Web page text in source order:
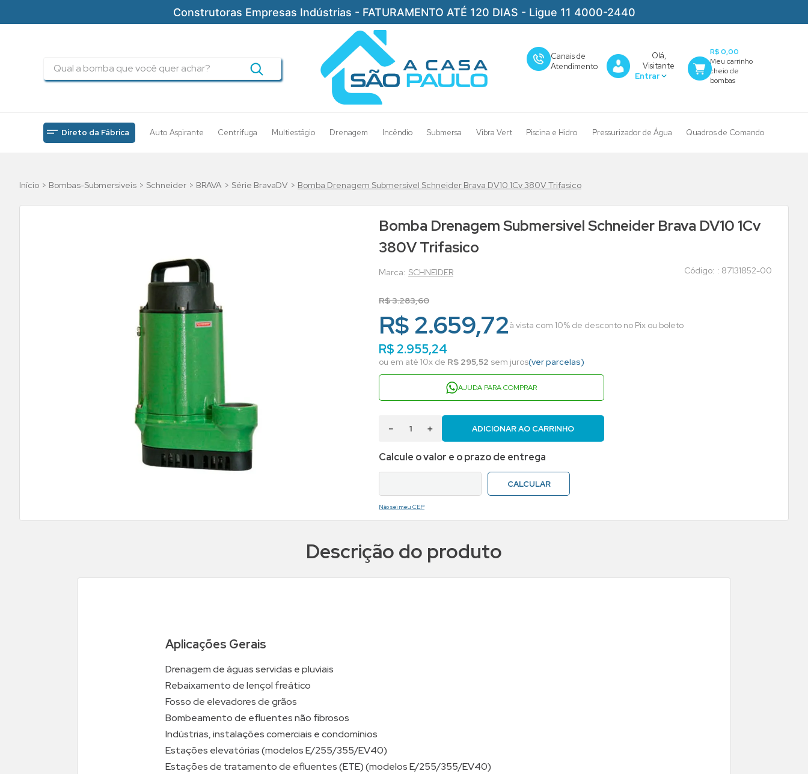
Construtoras Empresas Indústrias - FATURAMENTO ATÉ 120 DIAS - Ligue 11 4000-2440
Canais de
Atendimento
Olá,
Visitante
R$ 0,00
Direto da Fábrica Auto Aspirante Centrífuga Multiestágio Drenagem Incêndio Submersa Vibra Vert Piscina e Hidro Pressurizador de Água Quadros de Comando
Bombas-Submersiveis Schneider BRAVA Série BravaDV Bomba Drenagem Submersivel Schneider Brava DV10 1Cv 380V Trifasico
Bomba Drenagem Submersivel Schneider Brava DV10 1Cv
380V Trifasico
SCHNEIDER : 87131852-00
R$3.283,60
R$ 2.659,72à vista com 10% de desconto no Pix ou boleto
R$2.955,24
ou em até 10x de R$ 295,52 sem juros(ver parcelas)
AJUDA PARA COMPRAR
＋
－ ADICIONAR AO CARRINHO
Não sei meu CEP
Descrição do produto
Aplicações Gerais
Drenagem de águas servidas e pluviais
Rebaixamento de lençol freático
Fosso de elevadores de grãos
Bombeamento de efluentes não fibrosos
Indústrias, instalações comerciais e condomínios
Estações elevatórias (modelos E/255/355/EV40)
Estações de tratamento de efluentes (ETE) (modelos E/255/355/EV40)
drenagem